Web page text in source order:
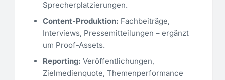
Sprecherplatzierungen.
Content-Produktion: Fachbeiträge,
Interviews, Pressemitteilungen – ergänzt
um Proof-Assets.
Reporting: Veröffentlichungen,
Zielmedienquote, Themenperformance